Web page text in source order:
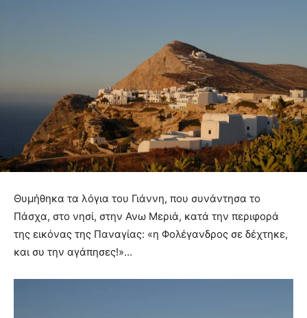
Θυμήθηκα τα λόγια του Γιάννη, που συνάντησα το
Πάσχα, στο νησί, στην Ανω Μεριά, κατά την περιφορά
της εικόνας της Παναγίας: «η Φολέγανδρος σε δέχτηκε,
και συ την αγάπησες!»…